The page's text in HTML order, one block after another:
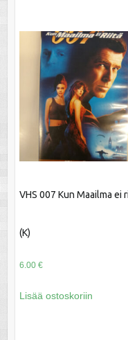
VHS 007 Kun Maailma ei
(K)
6.00 €
Lisää ostoskoriin